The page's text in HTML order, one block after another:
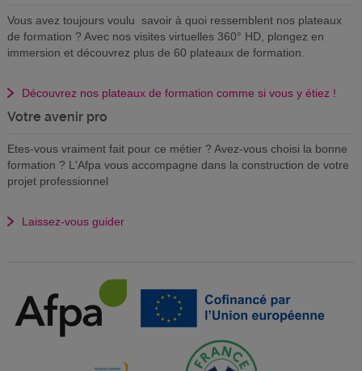
Vous avez toujours voulu savoir à quoi ressemblent nos plateaux
de formation ? Avec nos visites virtuelles 360° HD, plongez en
immersion et découvrez plus de 60 plateaux de formation.
Découvrez nos plateaux de formation comme si vous y étiez !
Votre avenir pro
Etes-vous vraiment fait pour ce métier ? Avez-vous choisi la bonne
formation ? L'Afpa vous accompagne dans la construction de votre
projet professionnel
Laissez-vous guider